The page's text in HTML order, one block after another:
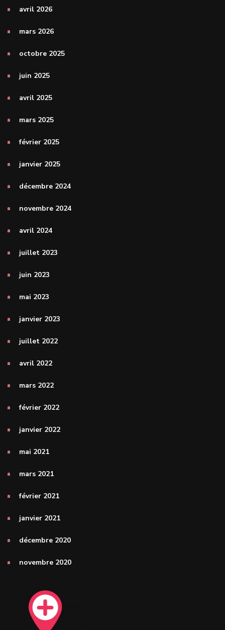
avril 2026
mars 2026
octobre 2025
juin 2025
avril 2025
mars 2025
février 2025
janvier 2025
décembre 2024
novembre 2024
avril 2024
juillet 2023
juin 2023
mai 2023
janvier 2023
juillet 2022
avril 2022
mars 2022
février 2022
janvier 2022
mai 2021
mars 2021
février 2021
janvier 2021
décembre 2020
novembre 2020